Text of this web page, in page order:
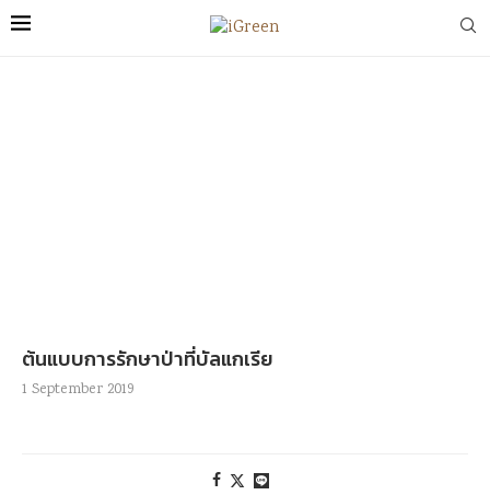
ต้นแบบการรักษาป่าที่บัลแกเรีย
1 September 2019